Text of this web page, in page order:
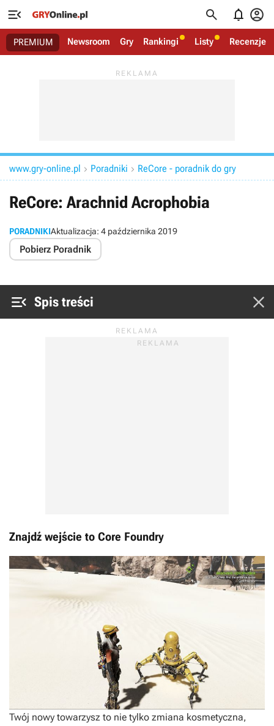
   
PREMIUM Newsroom Gry Rankingi Listy Recenzje
www.gry-online.pl  Poradniki  ReCore - poradnik do gry
ReCore: Arachnid Acrophobia
PORADNIKIAktualizacja: 4 października 2019
Pobierz Poradnik
 Spis treści 
Znajdź wejście to Core Foundry
Twój nowy towarzysz to nie tylko zmiana kosmetyczna,